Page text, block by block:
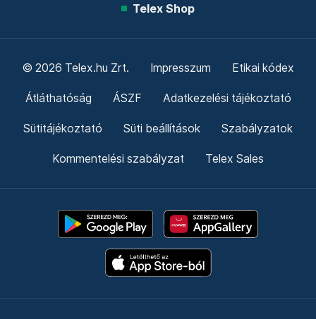
Telex Shop
© 2026 Telex.hu Zrt. Impresszum Etikai kódex
Átláthatóság ÁSZF Adatkezelési tájékoztató
Sütitájékoztató Süti beállítások Szabályzatok
Kommentelési szabályzat Telex Sales